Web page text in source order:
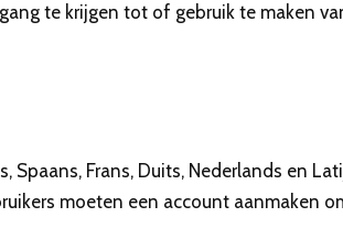
te krijgen tot of gebruik te maken
Frans, Duits, Nederlands en
moeten een account aanmaken